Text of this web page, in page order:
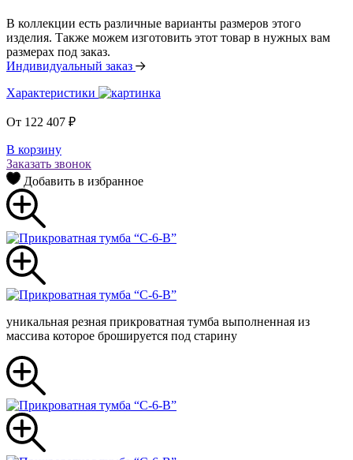
В коллекции есть различные варианты размеров этого
изделия. Также можем изготовить этот товар в нужных вам
размерах под заказ.
Индивидуальный заказ
Характеристики
От 122 407 ₽
В корзину
Заказать звонок
Добавить в избранное
уникальная резная прикроватная тумба выполненная из
массива которое брошируется под старину